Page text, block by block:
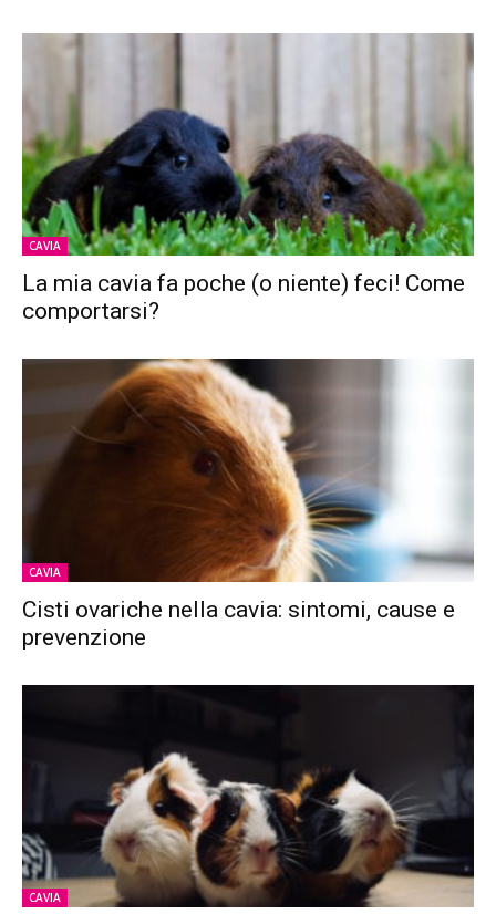
CAVIA
La mia cavia fa poche (o niente) feci! Come
comportarsi?
CAVIA
Cisti ovariche nella cavia: sintomi, cause e
prevenzione
CAVIA